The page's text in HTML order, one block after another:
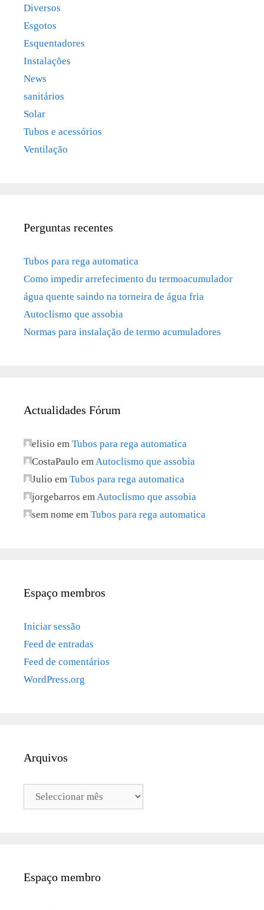
Diversos
Esgotos
Esquentadores
Instalações
News
sanitários
Solar
Tubos e acessórios
Ventilação
Perguntas recentes
Tubos para rega automatica
Como impedir arrefecimento du termoacumulador
água quente saindo na torneira de água fria
Autoclismo que assobia
Normas para instalação de termo acumuladores
Actualidades Fórum
elisio em Tubos para rega automatica
CostaPaulo em Autoclismo que assobia
Julio em Tubos para rega automatica
jorgebarros em Autoclismo que assobia
sem nome em Tubos para rega automatica
Espaço membros
Iniciar sessão
Feed de entradas
Feed de comentários
WordPress.org
Arquivos
Arquivos
Espaço membro